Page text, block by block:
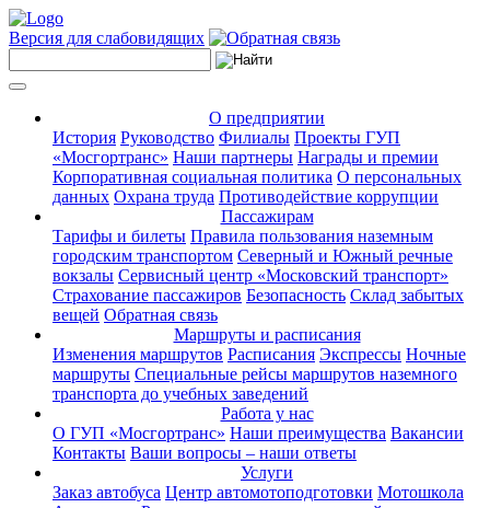
Версия для слабовидящих
О предприятии
История Руководство Филиалы Проекты ГУП
«Мосгортранс» Наши партнеры Награды и премии
Корпоративная социальная политика О персональных
данных Охрана труда Противодействие коррупции
Пассажирам
Тарифы и билеты Правила пользования наземным
городским транспортом Северный и Южный речные
вокзалы Сервисный центр «Московский транспорт»
Страхование пассажиров Безопасность Склад забытых
вещей Обратная связь
Маршруты и расписания
Изменения маршрутов Расписания Экспрессы Ночные
маршруты Специальные рейсы маршрутов наземного
транспорта до учебных заведений
Работа у нас
О ГУП «Мосгортранс» Наши преимущества Вакансии
Контакты Ваши вопросы – наши ответы
Услуги
Заказ автобуса Центр автомотоподготовки Мотошкола